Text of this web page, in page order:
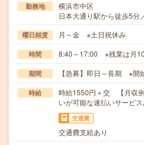
勤務地
横浜市中区
日本大通り駅から徒歩5分
曜日頻度 月～金 ※土日祝休み
時間 8:40～17:00 ※残業は月10
期間 【急募】即日～長期 ※開
時給
時給1550円＋交 【月収
いが可能な速払いサービス
交通費
交通費支給あり